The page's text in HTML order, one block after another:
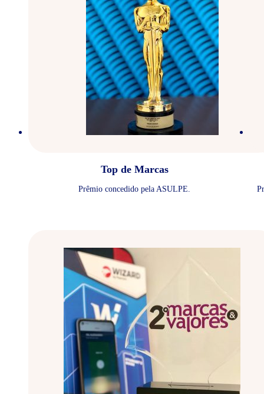
Top de Marcas
Prêmio concedido pela ASULPE.